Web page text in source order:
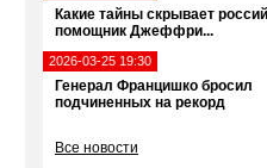
Какие тайны скрывает
помощник Джеффри...
2026-03-25 19:30
Генерал Францишко бросил
подчиненных на рекорд
Все новости